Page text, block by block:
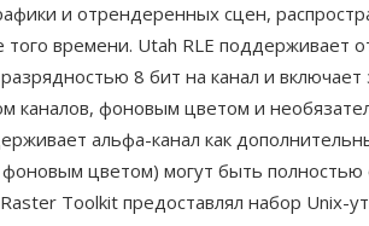
и отрендеренных сцен,
времени. Utah RLE поддерживает
8 бит на канал и включает
каналов, фоновым цветом и
альфа-канал как
цветом) могут быть
Toolkit предоставлял набор Unix-